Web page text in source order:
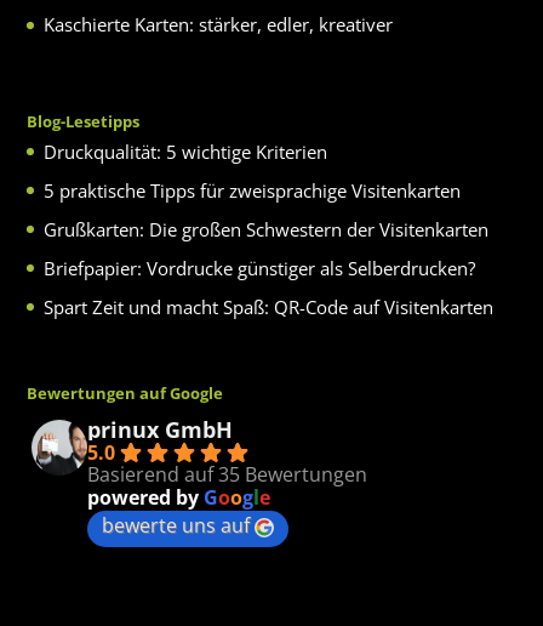
Kaschierte Karten: stärker, edler, kreativer
Blog-Lesetipps
Druckqualität: 5 wichtige Kriterien
5 praktische Tipps für zweisprachige Visitenkarten
Grußkarten: Die großen Schwestern der Visitenkarten
Briefpapier: Vordrucke günstiger als Selberdrucken?
Spart Zeit und macht Spaß: QR-Code auf Visitenkarten
Bewertungen auf Google
prinux GmbH
5.0
Basierend auf 35 Bewertungen
powered by Google
bewerte uns auf